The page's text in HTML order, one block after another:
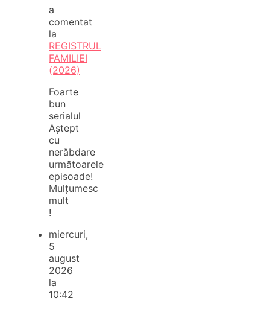
a
comentat
la
REGISTRUL
FAMILIEI
(2026)
Foarte
bun
serialul
Aștept
cu
nerăbdare
următoarele
episoade!
Mulțumesc
mult
!
miercuri,
5
august
2026
la
10:42